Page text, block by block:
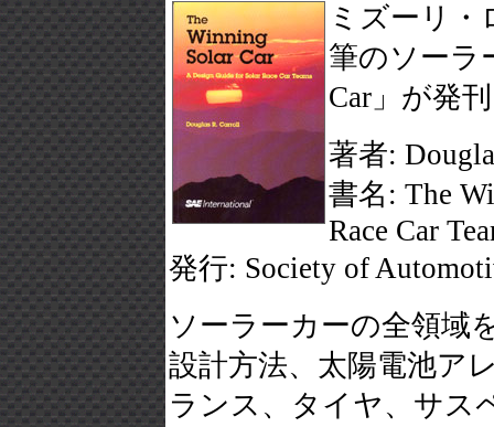
ミズーリ
筆のソーラ
Car」が発
著者:
書名: The
Race Car
発行: Society of
ソーラーカーの全領域
設計方法、太陽電池ア
ランス、タイヤ、サス